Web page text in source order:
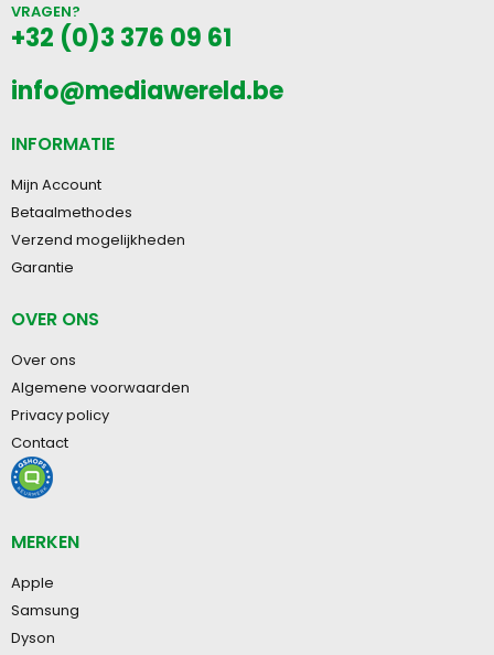
VRAGEN?
+32 (0)3 376 09 61
info@mediawereld.be
INFORMATIE
Mijn Account
Betaalmethodes
Verzend mogelijkheden
Garantie
OVER ONS
Over ons
Algemene voorwaarden
Privacy policy
Contact
MERKEN
Apple
Samsung
Dyson